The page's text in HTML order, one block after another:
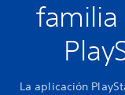
familia
La aplicación